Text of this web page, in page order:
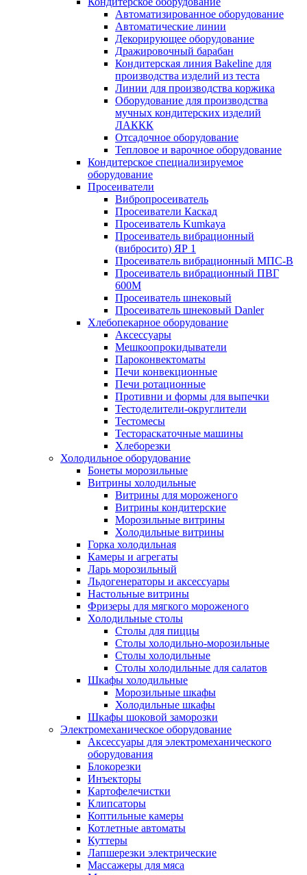
Автоматизированное оборудование
Автоматические линии
Декорирующее оборудование
Дражировочный барабан
Кондитерская линия Bakeline для
производства изделий из теста
Линии для производства коржика
Оборудование для производства
мучных кондитерских изделий
ЛАККК
Отсадочное оборудование
Тепловое и варочное оборудование
Кондитерское специализируемое
оборудование
Просеиватели
Вибропросеиватель
Просеиватели Каскад
Просеиватель Kumkaya
Просеиватель вибрационный
(вибросито) ЯР 1
Просеиватель вибрационный МПС-В
Просеиватель вибрационный ПВГ
600М
Просеиватель шнековый
Просеиватель шнековый Danler
Хлебопекарное оборудование
Аксессуары
Мешкоопрокидыватели
Пароконвектоматы
Печи конвекционные
Печи ротационные
Противни и формы для выпечки
Тестоделители-округлители
Тестомесы
Тестораскаточные машины
Хлеборезки
Холодильное оборудование
Бонеты морозильные
Витрины холодильные
Витрины для мороженого
Витрины кондитерские
Морозильные витрины
Холодильные витрины
Горка холодильная
Камеры и агрегаты
Ларь морозильный
Льдогенераторы и аксессуары
Настольные витрины
Фризеры для мягкого мороженого
Холодильные столы
Столы для пиццы
Столы холодильно-морозильные
Столы холодильные
Столы холодильные для салатов
Шкафы холодильные
Mорозильные шкафы
Холодильные шкафы
Шкафы шоковой заморозки
Электромеханическое оборудование
Аксессуары для электромеханического
оборудования
Блокорезки
Инъекторы
Картофелечистки
Клипсаторы
Коптильные камеры
Котлетные автоматы
Куттеры
Лапшерезки электрические
Массажеры для мяса